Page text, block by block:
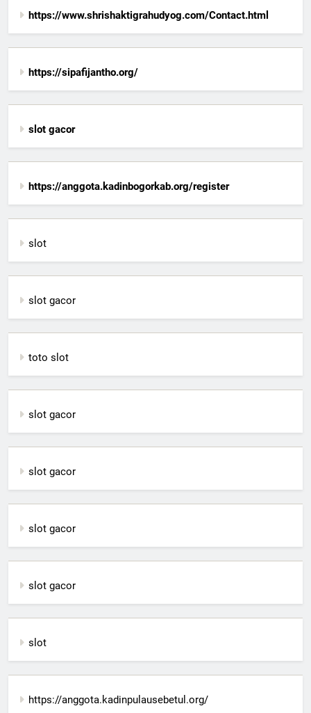
https://www.shrishaktigrahudyog.com/Contact.html
https://sipafijantho.org/
slot gacor
https://anggota.kadinbogorkab.org/register
slot
slot gacor
toto slot
slot gacor
slot gacor
slot gacor
slot gacor
slot
https://anggota.kadinpulausebetul.org/